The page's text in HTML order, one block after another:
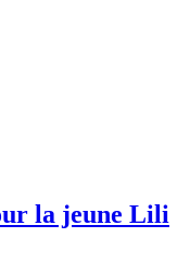
la jeune Lili